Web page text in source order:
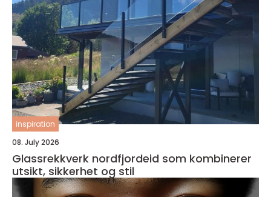
inspiration
08. July 2026
Glassrekkverk nordfjordeid som kombinerer
utsikt, sikkerhet og stil